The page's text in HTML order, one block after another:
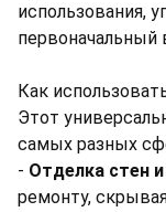
использования,
первоначальный
Как
Этот
самых разных
- Отделка стен
ремонту,